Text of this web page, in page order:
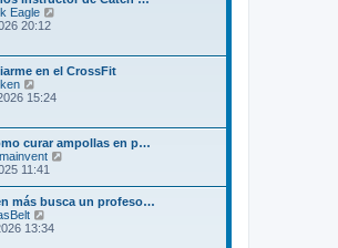
en
s
j
e
i
m
o
e
n
a
e
Eagle
t
m
m
e
n
a
j
e
20:12
en el CrossFit
e
t
i
m
o
m
e
n
15:24
curar ampollas en p…
l
11:41
más busca un profeso…
e
13:34